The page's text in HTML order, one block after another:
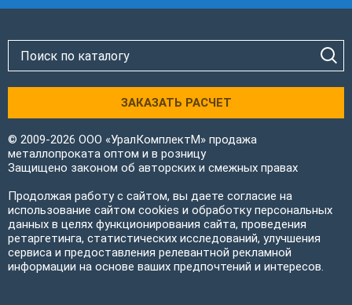
ЗАКАЗАТЬ РАСЧЕТ
© 2009-2026 ООО «УралКомплектМ» продажа
металлопроката оптом и в розницу
Защищено законом об авторских и смежных правах
Продолжая работу с сайтом, вы даете согласие на
использование сайтом cookies и обработку персональных
данных в целях функционирования сайта, проведения
ретаргетинга, статистических исследований, улучшения
сервиса и предоставления релевантной рекламной
информации на основе ваших предпочтений и интересов.